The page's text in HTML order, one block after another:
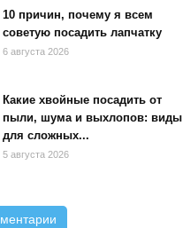
10 причин, почему я всем
советую посадить лапчатку
6 августа 2026
Какие хвойные посадить от
пыли, шума и выхлопов: виды
для сложных...
5 августа 2026